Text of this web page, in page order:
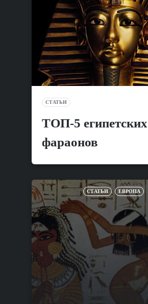
СТАТЬИ
ТОП-5 египетских
фараонов
СТАТЬИ ЕВРОПА